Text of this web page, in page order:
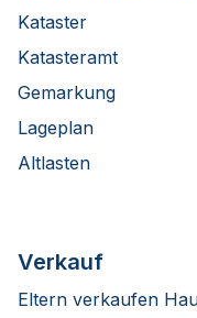
Kataster
Katasteramt
Gemarkung
Lageplan
Altlasten
Verkauf
Eltern verkaufen